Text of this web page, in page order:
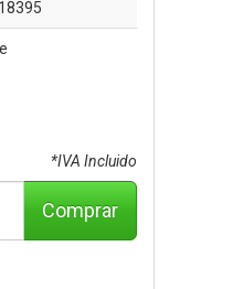
*IVA Incluido
Comprar